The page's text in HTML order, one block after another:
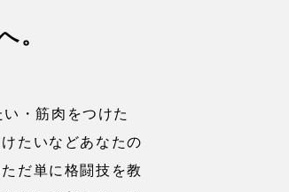
。
・筋肉をつけた
たいなどあなたの
だ単に格闘技を教